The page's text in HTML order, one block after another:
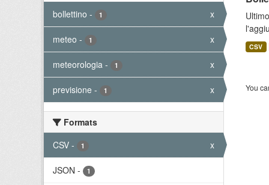
bollettino - 1 x
meteo - 1 x
meteorologia - 1 x
previsione - 1 x
Formats
CSV - 1 x
JSON - 1
CSV
You